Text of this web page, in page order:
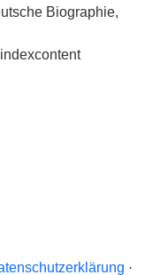
Biographie,
·